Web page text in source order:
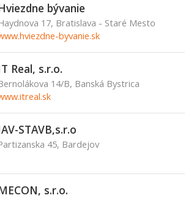
bývanie
17, Bratislava - Staré Mesto
byvanie.sk
Real, s.r.o.
14/B, Banská Bystrica
STAVB,s.r.o
45, Bardejov
s.r.o.